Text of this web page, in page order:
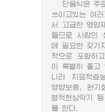
단음식은 주로
쓰이고있는 여러
서 고급한 영양
들므로 사람의
에 필요한 갖가
적으로 포함하
이 특별히 좋고
니라 치료적효
영양보충, 원기
병적현상막기
을 한다.